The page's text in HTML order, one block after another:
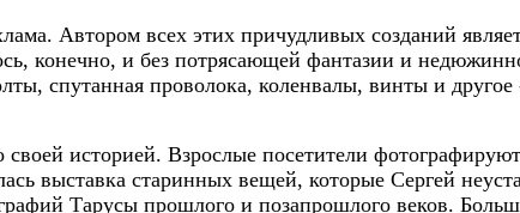
Автором всех этих причудливых созданий
конечно, и без потрясающей фантазии и
спутанная проволока, коленвалы, винты и другое
историей. Взрослые посетители
выставка старинных вещей, которые Сергей
Тарусы прошлого и позапрошлого веков.